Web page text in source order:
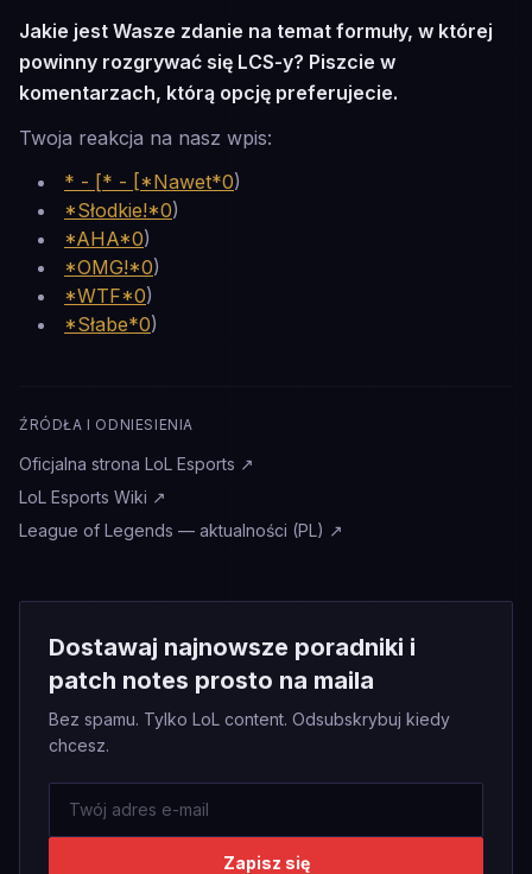
Jakie jest Wasze zdanie na temat formuły, w której
powinny rozgrywać się LCS-y? Piszcie w
komentarzach, którą opcję preferujecie.
Twoja reakcja na nasz wpis:
* - [* - [*Nawet*0)
*Słodkie!*0)
*AHA*0)
*OMG!*0)
*WTF*0)
*Słabe*0)
ŹRÓDŁA I ODNIESIENIA
Oficjalna strona LoL Esports ↗
LoL Esports Wiki ↗
League of Legends — aktualności (PL) ↗
Dostawaj najnowsze poradniki i
patch notes prosto na maila
Bez spamu. Tylko LoL content. Odsubskrybuj kiedy
chcesz.
Zapisz się